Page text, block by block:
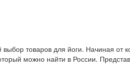
товаров для йоги. Начиная от
можно найти в России.